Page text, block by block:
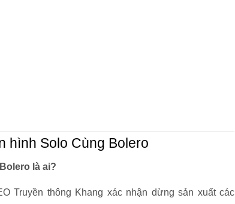
hình Solo Cùng Bolero
là ai?
Truyền thông Khang xác nhận dừng sản xuất các